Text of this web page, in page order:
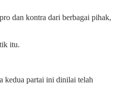
dan kontra dari berbagai pihak,
itu.
kedua partai ini dinilai telah